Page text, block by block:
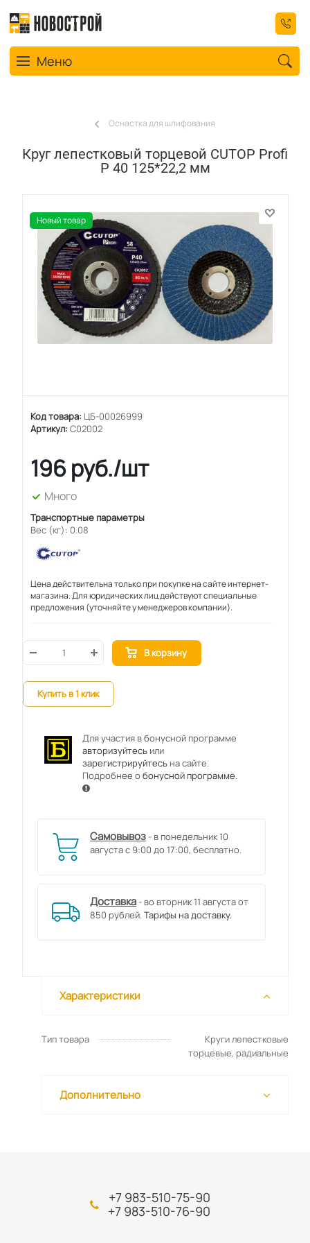
Toggle navigation
Меню
Оснастка для шлифования
Круг лепестковый торцевой CUTOP Profi
Р 40 125*22,2 мм
Новый товар
Код товара: ЦБ-00026999
Артикул: C02002
196руб./шт
Много
Транспортные параметры
Вес (кг): 0.08
Цена действительна только при покупке на сайте интернет-
магазина. Для юридических лиц действуют специальные
предложения (уточняйте у менеджеров компании).
В корзину
Купить в 1 клик
Для участия в бонусной программе
авторизуйтесьили
зарегистрируйтесьна сайте.
Подробнее обонусной программе.
Самовывоз - в понедельник 10
августа с 9:00 до 17:00, бесплатно.
Доставка - во вторник 11 августа от
850 рублей.Тарифы на доставку.
Характеристики
Тип товара
Круги лепестковые
торцевые, радиальные
Дополнительно
+7 983-510-75-90
+7 983-510-76-90